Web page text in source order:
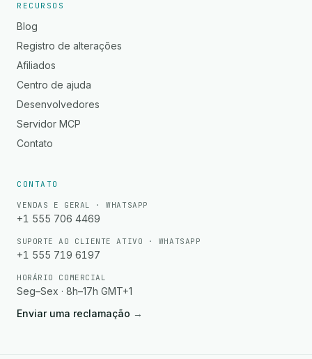
RECURSOS
Blog
Registro de alterações
Afiliados
Centro de ajuda
Desenvolvedores
Servidor MCP
Contato
CONTATO
VENDAS E GERAL · WHATSAPP
+1 555 706 4469
SUPORTE AO CLIENTE ATIVO · WHATSAPP
+1 555 719 6197
HORÁRIO COMERCIAL
Seg–Sex · 8h–17h GMT+1
Enviar uma reclamação →